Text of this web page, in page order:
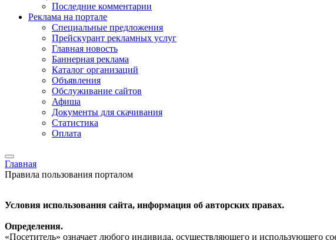
Последние комментарии
Реклама на портале
Специальные предложения
Прейскурант рекламных услуг
Главная новость
Баннерная реклама
Каталог организаций
Объявления
Обслуживание сайтов
Афиша
Документы для скачивания
Статистика
Оплата
Главная
Правила пользования порталом
Условия использования сайта, информация об авторских правах.
Определения.
«Посетитель» означает любого индивида, осуществляющего и использующего